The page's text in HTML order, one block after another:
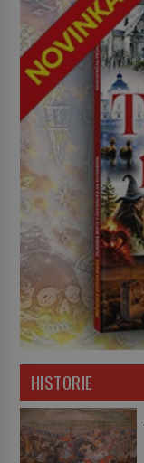
HISTORIE